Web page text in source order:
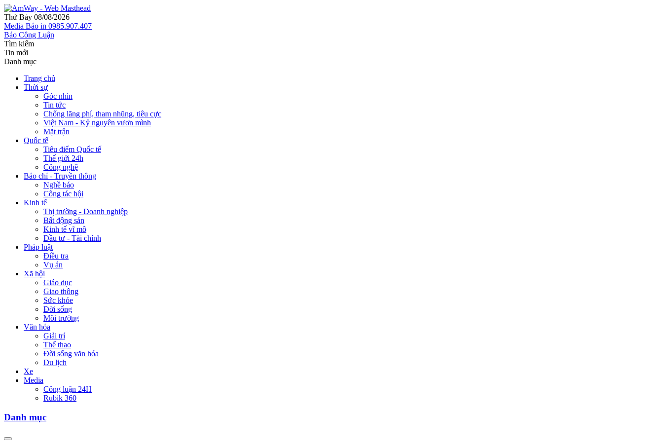
Thứ Bảy 08/08/2026
Media Báo in 0985.907.407
Báo Công Luận
Tìm kiếm
Tin mới
Danh mục
Trang chủ
Thời sự
Góc nhìn
Tin tức
Chống lãng phí, tham nhũng, tiêu cực
Việt Nam - Kỷ nguyên vươn mình
Mặt trận
Quốc tế
Tiêu điểm Quốc tế
Thế giới 24h
Công nghệ
Báo chí - Truyền thông
Nghề báo
Công tác hội
Kinh tế
Thị trường - Doanh nghiệp
Bất động sản
Kinh tế vĩ mô
Đầu tư - Tài chính
Pháp luật
Điều tra
Vụ án
Xã hội
Giáo dục
Giao thông
Sức khỏe
Đời sống
Môi trường
Văn hóa
Giải trí
Thể thao
Đời sống văn hóa
Du lịch
Xe
Media
Công luận 24H
Rubik 360
Danh mục